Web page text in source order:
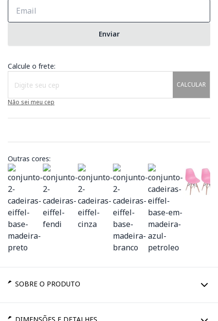
Enviar
Calcule o frete:
CALCULAR
Não sei meu cep
Outras cores:
SOBRE O PRODUTO